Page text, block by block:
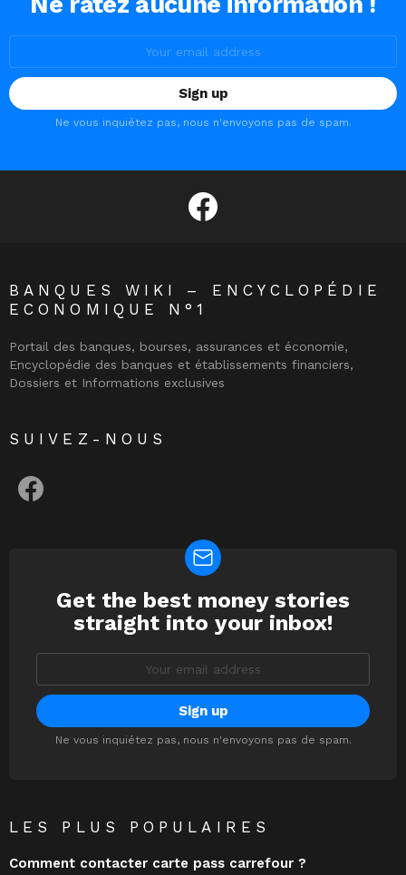
Ne vous inquiétez pas, nous n'envoyons pas de spam.
facebook
BANQUES WIKI – ENCYCLOPÉDIE
ECONOMIQUE N°1
Portail des banques, bourses, assurances et économie,
Encyclopédie des banques et établissements financiers,
Dossiers et Informations exclusives
SUIVEZ-NOUS
NEWSLETTER
Get the best money stories
straight into your inbox!
Ne vous inquiétez pas, nous n'envoyons pas de spam.
LES PLUS POPULAIRES
Comment contacter carte pass carrefour ?